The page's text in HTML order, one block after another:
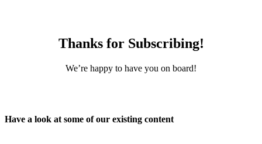
Thanks for Subscribing!
We’re happy to have you on board!
Have a look at some of our existing content